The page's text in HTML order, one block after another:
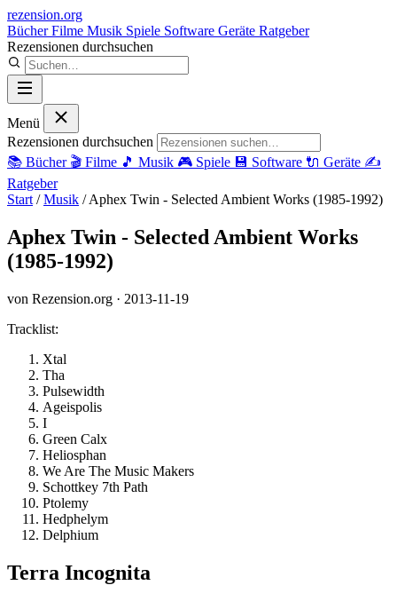
rezension.org
BücherFilme Musik Spiele Software Geräte Ratgeber
Rezensionen durchsuchen
Menü
Rezensionen durchsuchen
📚 Bücher 🎬 Filme 🎵 Musik 🎮 Spiele 💾 Software 🔌 Geräte ✍️
Ratgeber
Start / Musik / Aphex Twin - Selected Ambient Works (1985-1992)
Aphex Twin - Selected Ambient Works
(1985-1992)
von Rezension.org · 2013-11-19
Tracklist:
Xtal
Tha
Pulsewidth
Ageispolis
I
Green Calx
Heliosphan
We Are The Music Makers
Schottkey 7th Path
Ptolemy
Hedphelym
Delphium
Terra Incognita